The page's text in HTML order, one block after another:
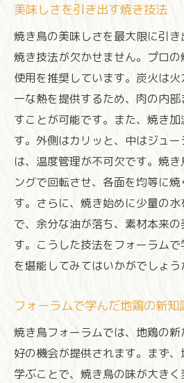
美味しさを引き出す焼き技法
焼き鳥の美味しさを最大限に引
焼き技法が欠かせません。プロ
使用を推奨しています。炭火は
一な熱を提供するため、肉の内
すことが可能です。また、焼き
す。外側はカリッと、中はジュ
は、温度管理が不可欠です。焼
ングで回転させ、各面を均等に
す。さらに、焼き始めに少量の
で、余分な油が落ち、素材本来
す。こうした技法をフォーラム
を堪能してみてはいかがでしょう
フォーラムで学んだ地鶏の新知
焼き鳥フォーラムでは、地鶏の
好の機会が提供されます。まず
学ぶことで、焼き鳥の味が大き